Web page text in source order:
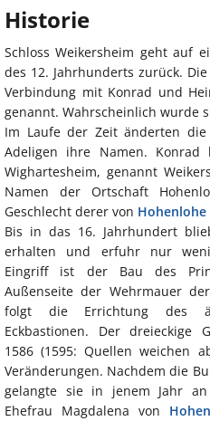
Historie
Schloss Weikersheim geht auf
des 12. Jahrhunderts zurück.
Verbindung mit Konrad und
genannt. Wahrscheinlich wurde
Im Laufe der Zeit änderten
Adeligen ihre Namen.
Wighartesheim, genannt
Namen der Ortschaft
Geschlecht derer von Hohenlohe
Bis in das 16. Jahrhundert
erhalten und erfuhr nur
Eingriff ist der Bau des
Außenseite der Wehrmauer
folgt die Errichtung des
Eckbastionen. Der dreieckige
1586 (1595: Quellen weichen
Veränderungen. Nachdem die
gelangte sie in jenem Jahr
Ehefrau Magdalena von